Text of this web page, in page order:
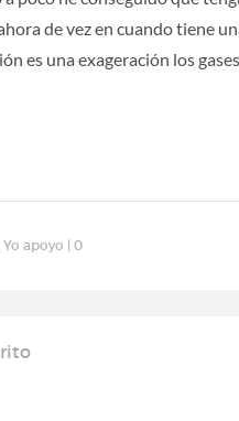
de vez en cuando tiene
es una exageración los
Yo apoyo |0